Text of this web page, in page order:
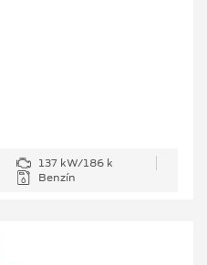
137 kW/186 k
Benzín